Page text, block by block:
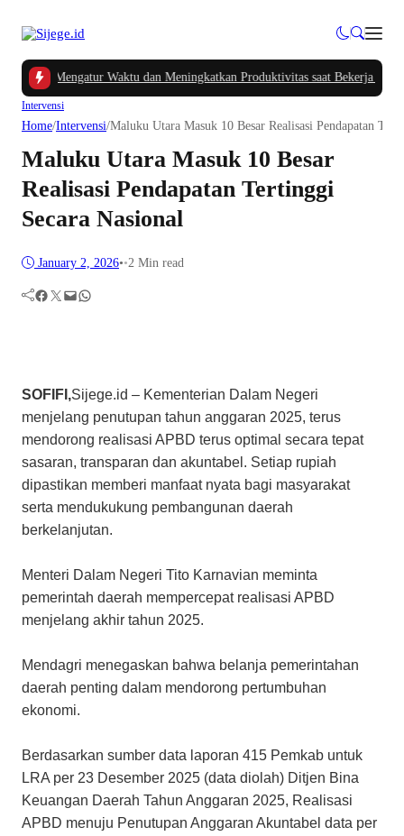
Mengatur Waktu dan Meningkatkan Produktivitas saat Bekerja dari
Intervensi
Home/Intervensi/Maluku Utara Masuk 10 Besar Realisasi Pendapatan
Maluku Utara Masuk 10 Besar
Realisasi Pendapatan Tertinggi
Secara Nasional
January 2, 2026••2 Min read
Facebook Twitter Mail WhatsApp
SOFIFI,Sijege.id – Kementerian Dalam Negeri
menjelang penutupan tahun anggaran 2025, terus
mendorong realisasi APBD terus optimal secara tepat
sasaran, transparan dan akuntabel. Setiap rupiah
dipastikan memberi manfaat nyata bagi masyarakat
serta mendukukung pembangunan daerah
berkelanjutan.
Menteri Dalam Negeri Tito Karnavian meminta
pemerintah daerah mempercepat realisasi APBD
menjelang akhir tahun 2025.
Mendagri menegaskan bahwa belanja pemerintahan
daerah penting dalam mendorong pertumbuhan
ekonomi.
Berdasarkan sumber data laporan 415 Pemkab untuk
LRA per 23 Desember 2025 (data diolah) Ditjen Bina
Keuangan Daerah Tahun Anggaran 2025, Realisasi
APBD menuju Penutupan Anggaran Akuntabel data per